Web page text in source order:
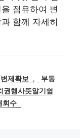
점유하여 변
함께 자세히
변제확보 ,
부동
권행사뜻알기쉽
회수